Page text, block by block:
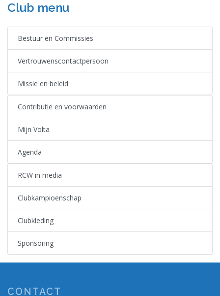
Club menu
Bestuur en Commissies
Vertrouwenscontactpersoon
Missie en beleid
Contributie en voorwaarden
Mijn Volta
Agenda
RCW in media
Clubkampioenschap
Clubkleding
Sponsoring
CONTACT